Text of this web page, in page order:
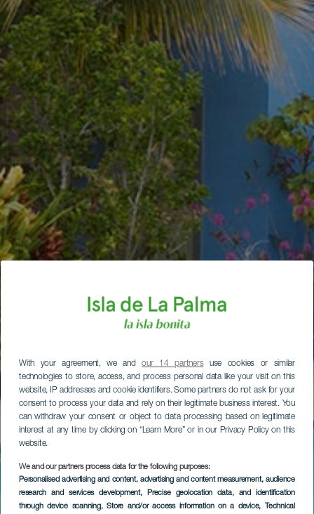
With your agreement, we andour 14 partnersuse cookies or similar
technologies to store, access, and process personal data like your visit on this
website, IP addresses and cookie identifiers. Some partners do not ask for your
consent to process your data and rely on their legitimate business interest. You
can withdraw your consent or object to data processing based on legitimate
interest at any time by clicking on “Learn More” or in our Privacy Policy on this
website.
We and our partners process data for the following purposes:
Personalised advertising and content, advertising and content measurement, audience
research and services development, Precise geolocation data, and identification
through device scanning, Store and/or access information on a device, Technical